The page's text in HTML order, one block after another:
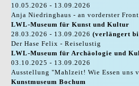
10.05.2026 - 13.09.2026
Anja Niedringhaus - an vorderster Front
LWL-Museum für Kunst und Kultur
28.03.2026 - 13.09.2026(verlängert
Der Hase Felix - Reiselustig
LWL-Museum für Archäologie und
03.10.2025 - 13.09.2026
Ausstellung "Mahlzeit! Wie Essen uns
Kunstmuseum Bochum